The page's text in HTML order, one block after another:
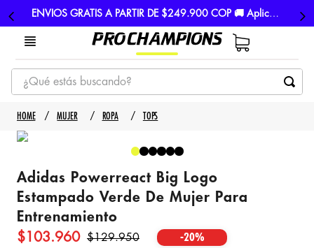
ENVIOS GRATIS A PARTIR DE $249.900 COP 🚚 Aplican TyC
¿Qué estás buscando?
TÉRMINOS MÁS BUSCADOS
1
3. nike
4 . guayos
5. gorras
MUJER ROPA TOPS
Adidas Powerreact Big Logo
Estampado Verde De Mujer Para
Entrenamiento
$103.960 $129.950 -20%